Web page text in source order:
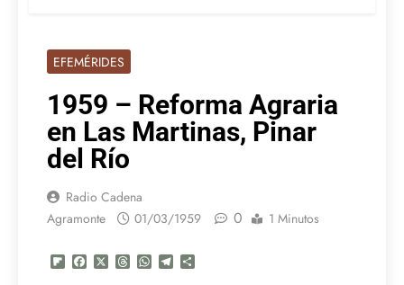
EFEMÉRIDES
1959 – Reforma Agraria
en Las Martinas, Pinar
del Río
Radio Cadena
Agramonte
01/03/1959 0 1 Minutos
Flipboard
FacebookThreadsWhatsApp
Telegram